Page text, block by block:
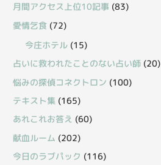
月間アクセス上位10記事 (83)
愛情乞食 (72)
今庄ホテル (15)
占いに救われたことのない占い師 (20)
悩みの探偵コネクトロン (100)
テキスト集 (165)
あれこれお答え (60)
献血ルーム (202)
今日のラブパック (116)